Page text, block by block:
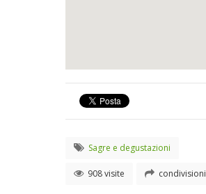
Sagre e degustazioni
908 visite condivisioni